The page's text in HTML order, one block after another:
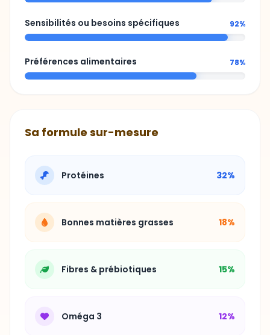
Sensibilités ou besoins spécifiques 92%
Préférences alimentaires 78%
Sa formule sur-mesure
Protéines 32%
Bonnes matières grasses 18%
Fibres & prébiotiques 15%
Oméga 3 12%